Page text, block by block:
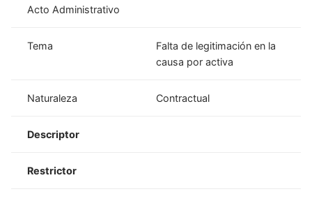
Acto Administrativo
Tema
Falta de legitimación en la
causa por activa
Naturaleza Contractual
Descriptor
Restrictor